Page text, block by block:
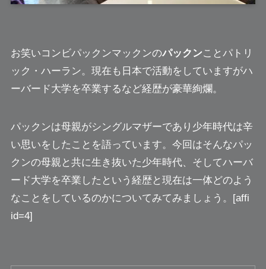
お笑いコンビパックンマックンのパックンこと パトリ
ック・ハーラン。現在も日本で活動をしていますがハ
ーバード大学を卒業するなど経歴が豪華絢爛。
パックンは母親がシングルマザーであり少年時代は辛
い思いをしたことを語っています。今回はそんなパッ
クンの母親と共に生き抜いた少年時代、そしてハーバ
ード大学を卒業したという経歴と現在は一体どのよう
なことをしているのかについてみてみましょう。[affi
id=4]